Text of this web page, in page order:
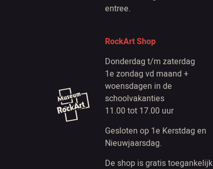
entree.
RockArt Shop
Donderdag t/m zaterdag
1e zondag vd maand +
woensdagen in de
schoolvakanties
11.00 tot 17.00 uur
Gesloten op 1e Kerstdag en
Nieuwjaarsdag.
De shop is gratis toegankelijk